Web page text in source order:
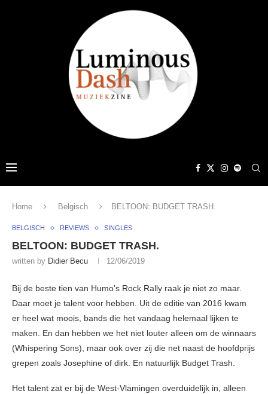
Home Belgisch BELTOON: BUDGET TRASH.
BELGISCH REVIEWS SINGLES
BELTOON: BUDGET TRASH.
written by Didier Becu 12/06/2019
Bij de beste tien van Humo’s Rock Rally raak je niet zo maar.
Daar moet je talent voor hebben. Uit de editie van 2016 kwam
er heel wat moois, bands die het vandaag helemaal lijken te
maken. En dan hebben we het niet louter alleen om de winnaars
(Whispering Sons), maar ook over zij die net naast de hoofdprijs
grepen zoals Josephine of dirk. En natuurlijk Budget Trash.
Het talent zat er bij de West-Vlamingen overduidelijk in, alleen